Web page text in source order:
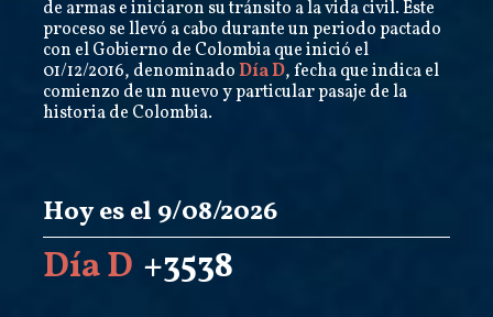
de armas e iniciaron su tránsito a la vida civil. Este
proceso se llevó a cabo durante un periodo pactado
con el Gobierno de Colombia que inició el
01/12/2016, denominadoDía D, fecha que indica el
comienzo de un nuevo y particular pasaje de la
historia de Colombia.
Hoy es el 9/08/2026
Día D +3538